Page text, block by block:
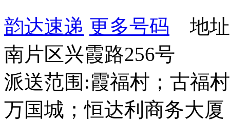
韵达速递 更多号码 地址
南片区兴霞路256号
派送范围:霞福村；古福
万国城；恒达利商务大